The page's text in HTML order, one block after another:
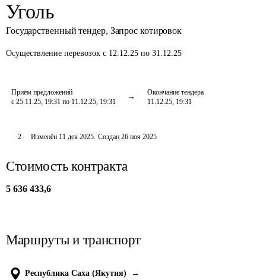
Уголь
Государственный тендер, Запрос котировок
Осуществление перевозок с 12.12.25 по 31.12.25
Приём предложений
с 25.11.25, 19:31 по 11.12.25, 19:31
Окончание тендера
11.12.25, 19:31
2 Изменён 11 дек 2025. Создан 26 ноя 2025
Стоимость контракта
5 636 433,6
Маршруты и транспорт
Республика Саха (Якутия)
→